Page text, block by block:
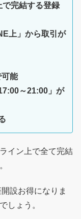
で完結する登録
上」から取引が
可能
～21:00」が
イン上で全て完結
設お得になりま
しょう。